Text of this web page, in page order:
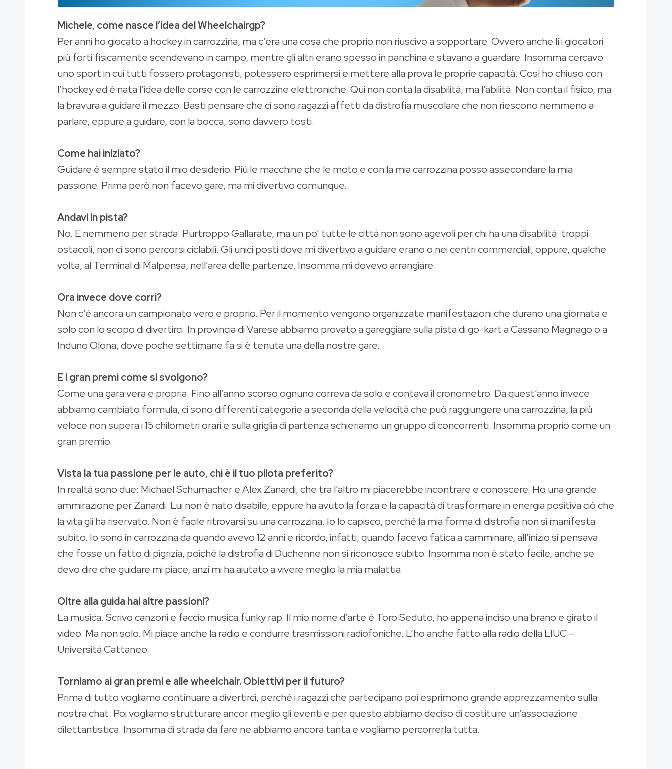
Michele, come nasce l’idea del Wheelchairgp?
Per anni ho giocato a hockey in carrozzina, ma c’era una cosa che proprio non riuscivo a sopportare. Ovvero anche lì i giocatori
più forti fisicamente scendevano in campo, mentre gli altri erano spesso in panchina e stavano a guardare. Insomma cercavo
uno sport in cui tutti fossero protagonisti, potessero esprimersi e mettere alla prova le proprie capacità. Così ho chiuso con
l’hockey ed è nata l’idea delle corse con le carrozzine elettroniche. Qui non conta la disabilità, ma l’abilità. Non conta il fisico, ma
la bravura a guidare il mezzo. Basti pensare che ci sono ragazzi affetti da distrofia muscolare che non riescono nemmeno a
parlare, eppure a guidare, con la bocca, sono davvero tosti.
Come hai iniziato?
Guidare è sempre stato il mio desiderio. Più le macchine che le moto e con la mia carrozzina posso assecondare la mia
passione. Prima però non facevo gare, ma mi divertivo comunque.
Andavi in pista?
No. E nemmeno per strada. Purtroppo Gallarate, ma un po’ tutte le città non sono agevoli per chi ha una disabilità: troppi
ostacoli, non ci sono percorsi ciclabili. Gli unici posti dove mi divertivo a guidare erano o nei centri commerciali, oppure, qualche
volta, al Terminal di Malpensa, nell’area delle partenze. Insomma mi dovevo arrangiare.
Ora invece dove corri?
Non c’è ancora un campionato vero e proprio. Per il momento vengono organizzate manifestazioni che durano una giornata e
solo con lo scopo di divertirci. In provincia di Varese abbiamo provato a gareggiare sulla pista di go-kart a Cassano Magnago o a
Induno Olona, dove poche settimane fa si è tenuta una della nostre gare.
E i gran premi come si svolgono?
Come una gara vera e propria. Fino all’anno scorso ognuno correva da solo e contava il cronometro. Da quest’anno invece
abbiamo cambiato formula, ci sono differenti categorie a seconda della velocità che può raggiungere una carrozzina, la più
veloce non supera i 15 chilometri orari e sulla griglia di partenza schieriamo un gruppo di concorrenti. Insomma proprio come un
gran premio.
Vista la tua passione per le auto, chi è il tuo pilota preferito?
In realtà sono due: Michael Schumacher e Alex Zanardi, che tra l’altro mi piacerebbe incontrare e conoscere. Ho una grande
ammirazione per Zanardi. Lui non è nato disabile, eppure ha avuto la forza e la capacità di trasformare in energia positiva ciò che
la vita gli ha riservato. Non è facile ritrovarsi su una carrozzina. Io lo capisco, perché la mia forma di distrofia non si manifesta
subito. Io sono in carrozzina da quando avevo 12 anni e ricordo, infatti, quando facevo fatica a camminare, all’inizio si pensava
che fosse un fatto di pigrizia, poiché la distrofia di Duchenne non si riconosce subito. Insomma non è stato facile, anche se
devo dire che guidare mi piace, anzi mi ha aiutato a vivere meglio la mia malattia.
Oltre alla guida hai altre passioni?
La musica. Scrivo canzoni e faccio musica funky rap. Il mio nome d’arte è Toro Seduto, ho appena inciso una brano e girato il
video. Ma non solo. Mi piace anche la radio e condurre trasmissioni radiofoniche. L’ho anche fatto alla radio della LIUC –
Università Cattaneo.
Torniamo ai gran premi e alle wheelchair. Obiettivi per il futuro?
Prima di tutto vogliamo continuare a divertirci, perché i ragazzi che partecipano poi esprimono grande apprezzamento sulla
nostra chat. Poi vogliamo strutturare ancor meglio gli eventi e per questo abbiamo deciso di costituire un’associazione
dilettantistica. Insomma di strada da fare ne abbiamo ancora tanta e vogliamo percorrerla tutta.